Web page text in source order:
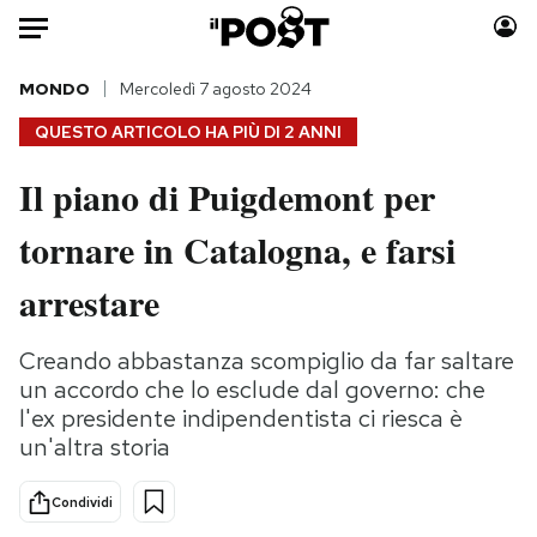
Auto
HOME
Italia
Politica
Tecnologia
Scienza
Cultura
Economia
Sport
Moda
Consumismi
Media
Europa
QUESTO ARTICOLO HA PIÙ DI 2 ANNI
MONDO Mercoledì 7 agosto 2024
Il piano di Puigdemont per
tornare in Catalogna, e farsi
arrestare
Creando abbastanza scompiglio da far saltare
un accordo che lo esclude dal governo: che
l'ex presidente indipendentista ci riesca è
un'altra storia
Condividi